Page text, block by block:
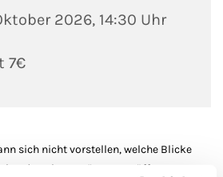
2026, 14:30 Uhr
7€
sich nicht vorstellen, welche Blicke
des Ulmer Münsters eröffnet. Zu